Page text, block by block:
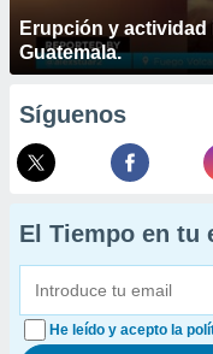
Erupción y
Guatemala.
Síguenos
El Tiempo en tu
He leído y acepto la